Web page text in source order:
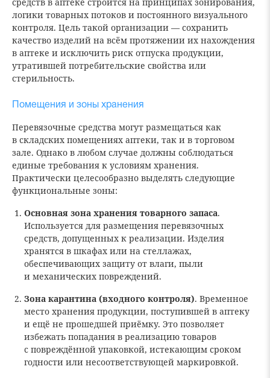
средств в аптеке строится на принципах зонирования,
логики товарных потоков и постоянного визуального
контроля. Цель такой организации — сохранить
качество изделий на всём протяжении их нахождения
в аптеке и исключить риск отпуска продукции,
утратившей потребительские свойства или
стерильность.
Помещения и зоны хранения
Перевязочные средства могут размещаться как
в складских помещениях аптеки, так и в торговом
зале. Однако в любом случае должны соблюдаться
единые требования к условиям хранения.
Практически целесообразно выделять следующие
функциональные зоны:
Основная зона хранения товарного запаса.
Используется для размещения перевязочных
средств, допущенных к реализации. Изделия
хранятся в шкафах или на стеллажах,
обеспечивающих защиту от влаги, пыли
и механических повреждений.
Зона карантина (входного контроля). Временное
место хранения продукции, поступившей в аптеку
и ещё не прошедшей приёмку. Это позволяет
избежать попадания в реализацию товаров
с повреждённой упаковкой, истекающим сроком
годности или несоответствующей маркировкой.